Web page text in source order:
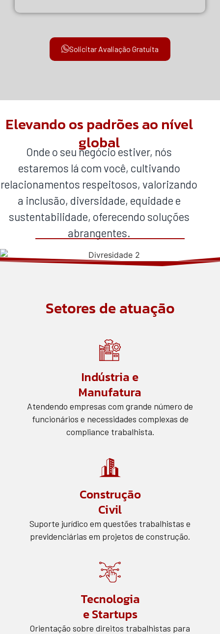
Solicitar Avaliação Gratuita
Elevando os padrões ao nível
global
Onde o seu negócio estiver, nós
estaremos lá com você, cultivando
relacionamentos respeitosos, valorizando
a inclusão, diversidade, equidade e
sustentabilidade, oferecendo soluções
abrangentes.
Setores de atuação
Indústria e
Manufatura
Atendendo empresas com grande número de
funcionários e necessidades complexas de
compliance trabalhista.
Construção
Civil
Suporte jurídico em questões trabalhistas e
previdenciárias em projetos de construção.
Tecnologia
e Startups
Orientação sobre direitos trabalhistas para